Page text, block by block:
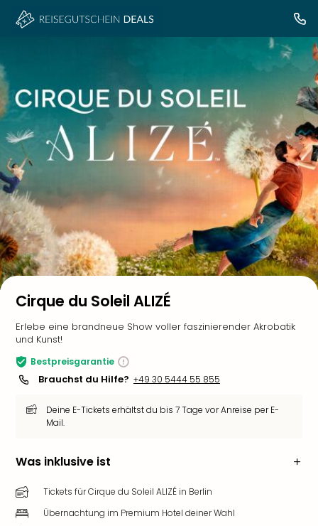
Cirque du Soleil ALIZÉ
Erlebe eine brandneue Show voller faszinierender Akrobatik
und Kunst!
Bestpreisgarantie
Brauchst du Hilfe? +49 30 5444 55 855
Deine E-Tickets erhältst du bis 7 Tage vor Anreise per E-
Mail.
Was inklusive ist
Tickets für Cirque du Soleil ALIZÉ in Berlin
Übernachtung im Premium Hotel deiner Wahl